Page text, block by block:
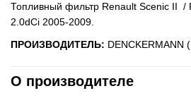
Топливный фильтр Renault Scenic II /
2.0dCi 2005-2009.
ПРОИЗВОДИТЕЛЬ: DENCKERMANN
О производителе